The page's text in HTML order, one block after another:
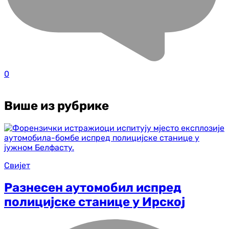
0
Више из рубрике
Свијет
Разнесен аутомобил испред
полицијске станице у Ирској